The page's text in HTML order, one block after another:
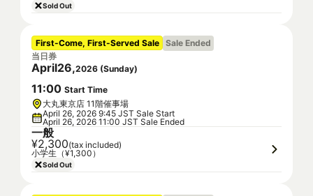
Sold Out
First-Come, First-Served Sale Sale Ended
当日券
April26,2026 (Sunday)
11:00 Start Time
大丸東京店 11階催事場
April 26, 2026 9:45 JST Sale Start
April 26, 2026 11:00 JST Sale Ended
一般
¥2,300(tax included)
小学生（¥1,300）
Sold Out